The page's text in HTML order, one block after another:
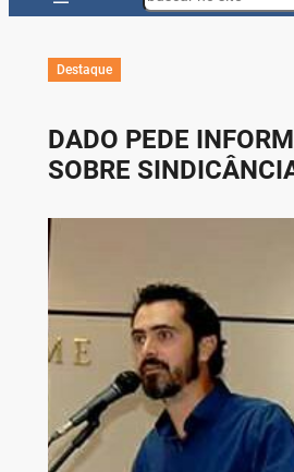
Destaque
DADO PEDE
SOBRE